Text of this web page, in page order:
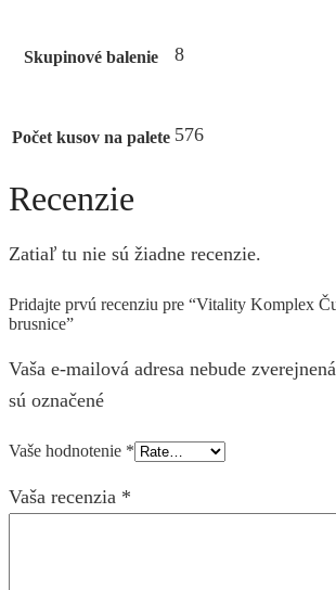
Skupinové balenie 8
Počet kusov na palete 576
Recenzie
Zatiaľ tu nie sú žiadne recenzie.
Pridajte prvú recenziu pre “Vitality Komplex
brusnice”
Vaša e-mailová adresa nebude
sú označené
Vaše hodnotenie *
Vaša recenzia *